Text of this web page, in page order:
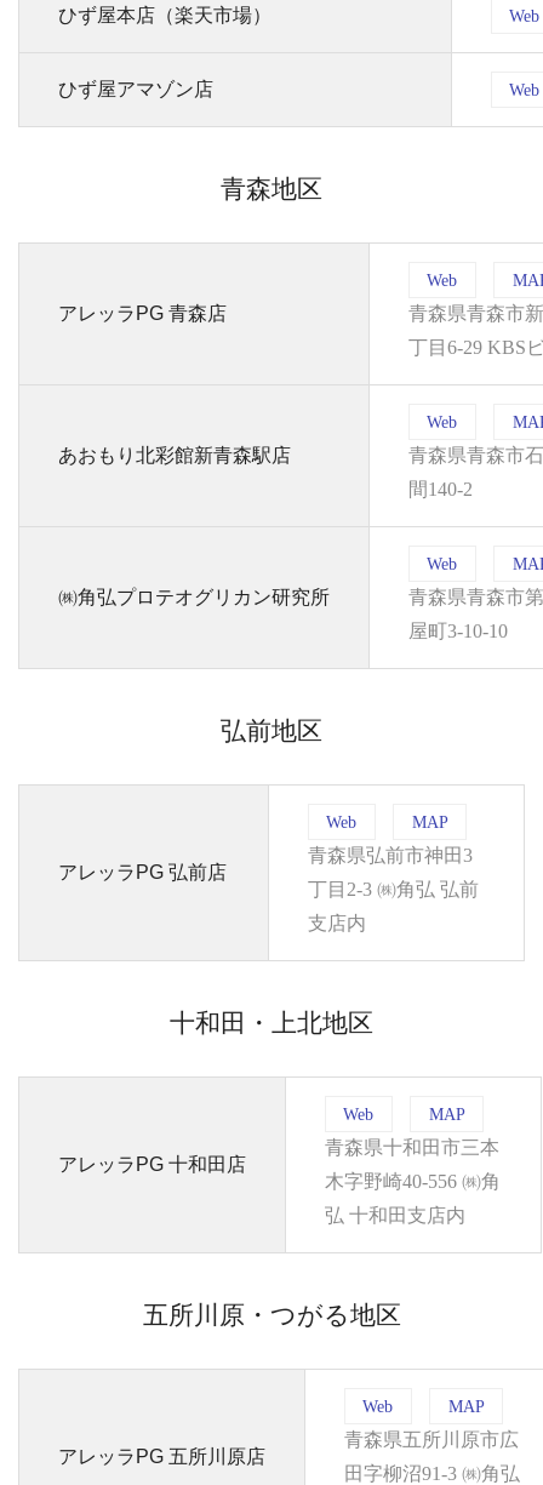
ひず屋本店（楽天市場） Web
ひず屋アマゾン店 Web
青森地区
アレッラPG 青森店
Web
青森県青森市
丁目6-29 KBS
あおもり北彩館新青森駅店
Web
青森県青森市
間140-2
㈱角弘プロテオグリカン研究所
Web
青森県青森市
屋町3-10-10
弘前地区
アレッラPG 弘前店
Web MAP
青森県弘前市神田3
丁目2-3 ㈱角弘 弘前
支店内
十和田・上北地区
アレッラPG 十和田店
Web MAP
青森県十和田市三本
木字野崎40-556 ㈱角
弘 十和田支店内
五所川原・つがる地区
アレッラPG 五所川原店
Web MAP
青森県五所川原市広
田字柳沼91-3 ㈱角弘